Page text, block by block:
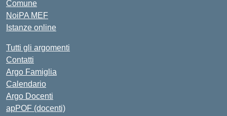
Comune
NoiPA MEF
Istanze online
Tutti gli argomenti
Contatti
Argo Famiglia
Calendario
Argo Docenti
apPOF (docenti)